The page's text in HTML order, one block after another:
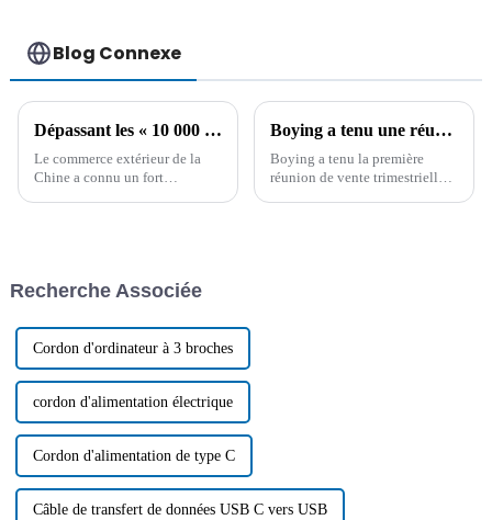
Blog Connexe
Dépassant les « 10 000 milliards », le taux de croissance du volume des importations et des exportations de la Chine au premier trimestre a atteint un nouveau sommet.
Le commerce extérieur de la
Chine a connu un fort
dépassant les 10 000 milliards
exportations, on compte
notamment les produits de
câbles…
Boying a tenu une réunion de synthèse des ventes pour le premier trimestre 2024
Boying a tenu la première
réunion de vente trimestrielle
Recherche Associée
Cordon d'ordinateur à 3 broches
cordon d'alimentation électrique
Cordon d'alimentation de type C
Câble de transfert de données USB C vers USB